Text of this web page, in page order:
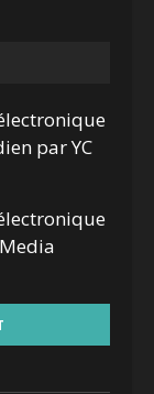
par YC